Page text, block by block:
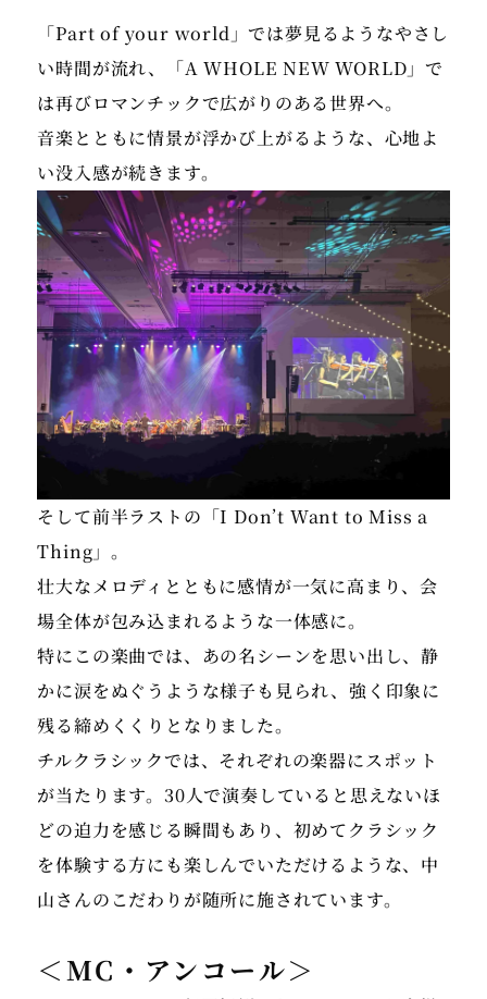
「Part of your world」では夢見るようなやさし
い時間が流れ、「A WHOLE NEW WORLD」で
は再びロマンチックで広がりのある世界へ。
音楽とともに情景が浮かび上がるような、心地よ
そして前半ラストの「I Don’t Want to Miss a
Thing」。
壮大なメロディとともに感情が一気に高まり、会
場全体が包み込まれるような一体感に。
特にこの楽曲では、あの名シーンを思い出し、静
かに涙をぬぐうような様子も見られ、強く印象に
残る締めくくりとなりました。
チルクラシックでは、それぞれの楽器にスポット
が当たります。30人で演奏していると思えないほ
どの迫力を感じる瞬間もあり、初めてクラシック
を体験する方にも楽しんでいただけるような、中
山さんのこだわりが随所に施されています。
＜MC・アンコール＞